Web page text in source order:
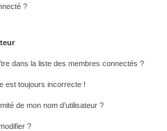
?
dans la liste des membres connectés ?
est toujours incorrecte !
de mon nom d’utilisateur ?
?